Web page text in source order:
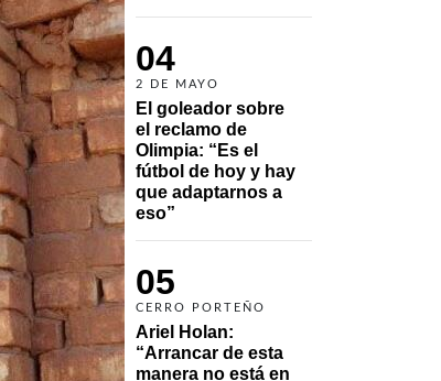
04
2 DE MAYO
El goleador sobre
el reclamo de
Olimpia: “Es el
fútbol de hoy y hay
que adaptarnos a
eso”
05
CERRO PORTEÑO
Ariel Holan:
“Arrancar de esta
manera no está en